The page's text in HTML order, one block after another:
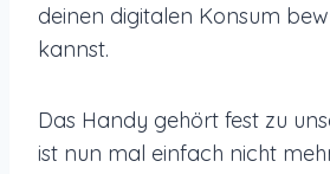
deinen digitalen Konsum
kannst.
Das Handy gehört fest zu
ist nun mal einfach nicht